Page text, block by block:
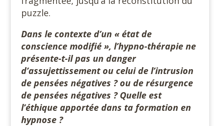
puzzle.
Dans le contexte d’un « état de
conscience modifié », l’hypno-thérapie ne
présente-t-il pas un danger
d’assujettissement ou celui de l’intrusion
de pensées négatives ? ou de résurgence
de pensées négatives ? Quelle est
l’éthique apportée dans ta formation en
hypnose ?